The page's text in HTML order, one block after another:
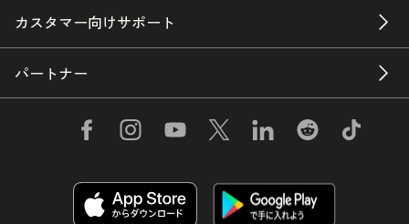
カスタマー向けサポート
パートナー